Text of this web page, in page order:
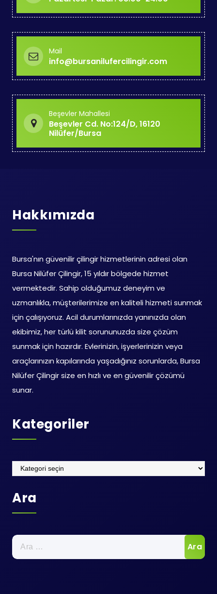
Mail
info@bursanilufercilingir.com
Beşevler Mahallesi
Beşevler Cd. No:124/D, 16120
Nilüfer/Bursa
Hakkımızda
Bursa'nın güvenilir çilingir hizmetlerinin adresi olan
Bursa Nilüfer Çilingir, 15 yıldır bölgede hizmet
vermektedir. Sahip olduğumuz deneyim ve
uzmanlıkla, müşterilerimize en kaliteli hizmeti sunmak
için çalışıyoruz. Acil durumlarınızda yanınızda olan
ekibimiz, her türlü kilit sorununuzda size çözüm
sunmak için hazırdır. Evlerinizin, işyerlerinizin veya
araçlarınızın kapılarında yaşadığınız sorunlarda, Bursa
Nilüfer Çilingir size en hızlı ve en güvenilir çözümü
sunar.
Kategoriler
Kategoriler
Ara
Arama: